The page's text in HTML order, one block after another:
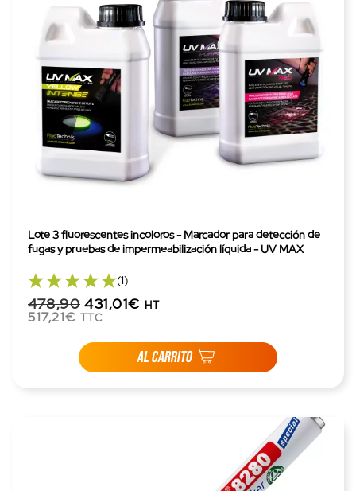
Lote 3 fluorescentes incoloros - Marcador para detección de
fugas y pruebas de impermeabilización líquida - UV MAX
(1)
478,90 431,01€ HT
517,21€ TTC
AL CARRITO